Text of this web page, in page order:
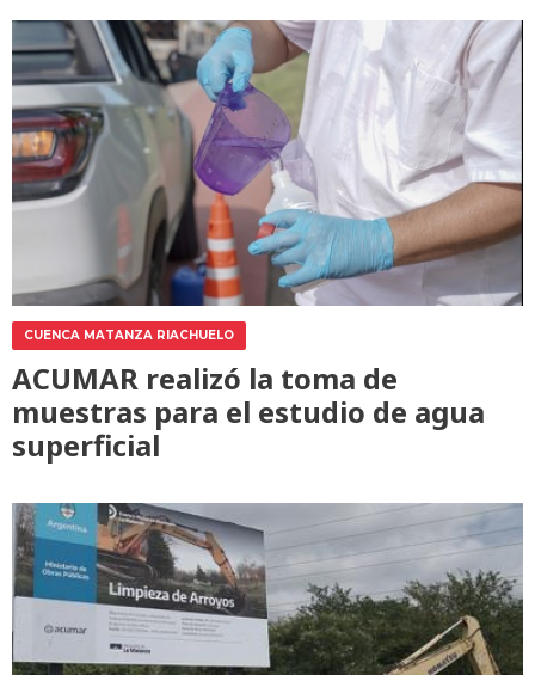
CUENCA MATANZA RIACHUELO
ACUMAR realizó la toma de
muestras para el estudio de agua
superficial